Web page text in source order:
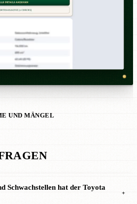
UND MÄNGEL
Schwachstellen hat der Toyota
+